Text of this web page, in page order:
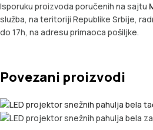
Isporuku proizvoda poručenih na sajtu
služba, na teritoriji Republike Srbije,
do 17h, na adresu primaoca pošiljke.
Povezani proizvodi